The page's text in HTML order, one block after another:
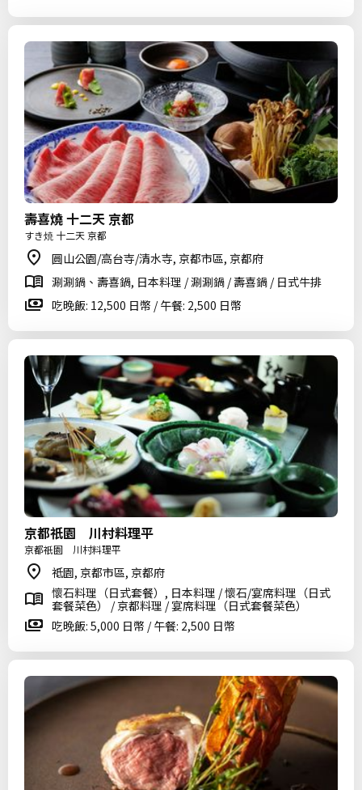
壽喜燒 十二天 京都
すき焼 十二天 京都
圓山公園/高台寺/清水寺, 京都市區, 京都府
涮涮鍋、壽喜鍋, 日本料理 / 涮涮鍋 / 壽喜鍋 / 日式牛排
吃晚飯: 12,500 日幣 / 午餐: 2,500 日幣
京都祇園 川村料理平
京都祇園 川村料理平
祗園, 京都市區, 京都府
懷石料理（日式套餐）, 日本料理 / 懷石/宴席料理（日式
套餐菜色） / 京都料理 / 宴席料理（日式套餐菜色）
吃晚飯: 5,000 日幣 / 午餐: 2,500 日幣